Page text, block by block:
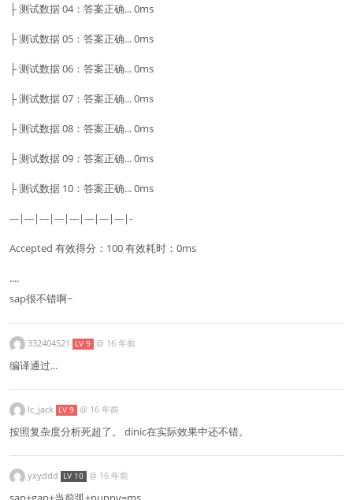
├ 测试数据 04：答案正确... 0ms
├ 测试数据 05：答案正确... 0ms
├ 测试数据 06：答案正确... 0ms
├ 测试数据 07：答案正确... 0ms
├ 测试数据 08：答案正确... 0ms
├ 测试数据 09：答案正确... 0ms
├ 测试数据 10：答案正确... 0ms
---|---|---|---|---|---|---|---|-
Accepted 有效得分：100 有效耗时：0ms
....
sap很不错啊~
332404521 LV 9 @ 16 年前
编译通过...
lc_jack LV 9 @ 16 年前
按照复杂度分析死超了。 dinic在实际效果中还不错。
yxyddd LV 10 @ 16 年前